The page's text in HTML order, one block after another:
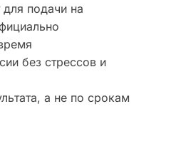
подачи на
без стрессов и
а не по срокам